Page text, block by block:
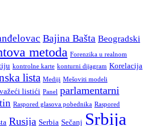
Bajina Bašta Beogradski
metoda Forenzika u realnom
kontrolne karte konturni dijagram Korelacija
lista Mediji Mešoviti modeli
listići Panel parlamentarni
Raspored glasova pobednika Raspored
Rusija Serbia Sečanj Srbija